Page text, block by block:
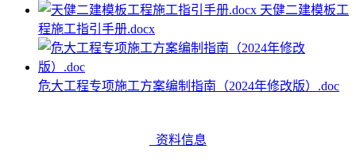
天健二建模板工
程施工指引手册.docx
危大工程专项施工方案编制指南（2024年修改版）.doc
资料信息